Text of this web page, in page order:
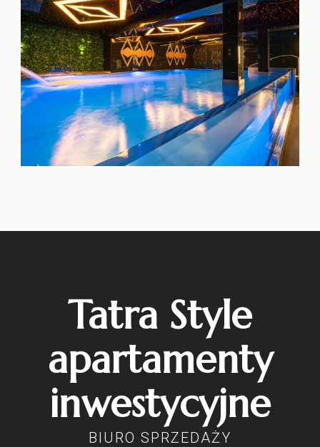
Tatra Style
apartamenty
inwestycyjne
BIURO SPRZEDAŻY